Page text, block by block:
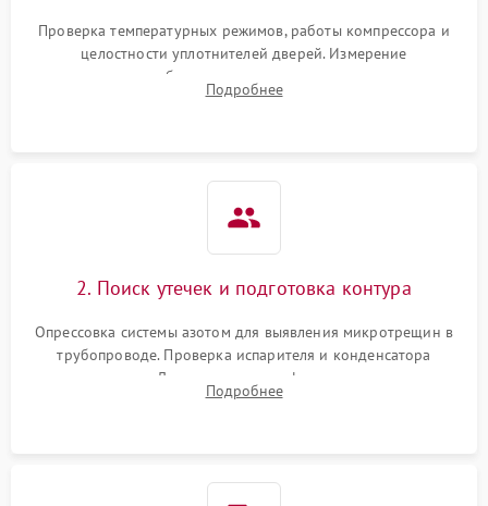
работе
2000 ₽ Подробнее →
1000 ₽
1800 ₽
Проверка температурных режимов, работы компрессора и
целостности уплотнителей дверей. Измерение
сопротивления обмоток мотора, проверка термостата и
считывание кодов ошибок с электронного дисплея.
Подробнее
2. Поиск утечек и подготовка контура
Опрессовка системы азотом для выявления микротрещин в
трубопроводе. Проверка испарителя и конденсатора
течеискателем. Демонтаж старого фильтра-осушителя и
продувка капиллярной трубки для устранения засоров.
Подробнее